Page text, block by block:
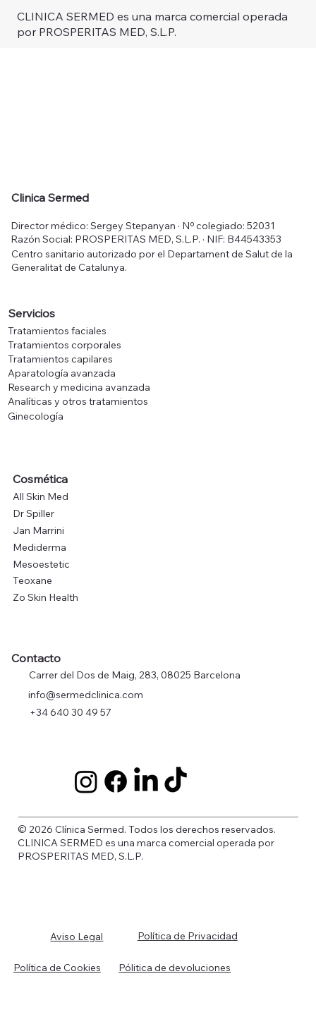
CLINICA SERMED es una marca comercial operada
por PROSPERITAS MED, S.L.P.
Clinica Sermed
Director médico: Sergey Stepanyan · Nº colegiado: 52031
Razón Social: PROSPERITAS MED, S.L.P. · NIF: B44543353
Centro sanitario autorizado por el Departament de Salut de la
Generalitat de Catalunya.
Servicios
Tratamientos faciales
Tratamientos corporales
Tratamientos capilares
Aparatología avanzada
Research y medicina avanzada
Analíticas y otros tratamientos
Ginecología
Cosmética
All Skin Med
Dr Spiller
Jan Marrini
Mediderma
Mesoestetic
Teoxane
Zo Skin Health
Contacto
Carrer del Dos de Maig, 283, 08025 Barcelona
info@sermedclinica.com
+34 640 30 49 57
© 2026 Clínica Sermed. Todos los derechos reservados.
CLINICA SERMED es una marca comercial operada por
PROSPERITAS MED, S.L.P.
Aviso Legal Política de Privacidad
Política de Cookies Pólitica de devoluciones